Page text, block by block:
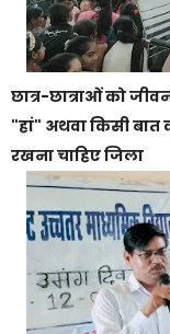
छात्र-छात्राओं को
"हां" अथवा किसी बात
रखना चाहिए जिला